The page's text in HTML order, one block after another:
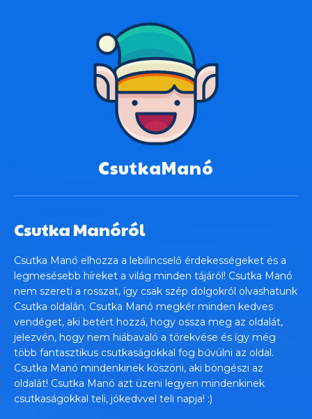
CsutkaManó
Csutka Manóról
Csutka Manó elhozza a lebilincselő érdekességeket és a
legmesésebb híreket a világ minden tájáról! Csutka Manó
nem szereti a rosszat, így csak szép dolgokról olvashatunk
Csutka oldalán. Csutka Manó megkér minden kedves
vendéget, aki betért hozzá, hogy ossza meg az oldalát,
jelezvén, hogy nem hiábavaló a törekvése és így még
több fantasztikus csutkaságokkal fog bűvülni az oldal.
Csutka Manó mindenkinek köszöni, aki böngészi az
oldalát! Csutka Manó azt üzeni legyen mindenkinek
csutkaságokkal teli, jókedvvel teli napja! :)